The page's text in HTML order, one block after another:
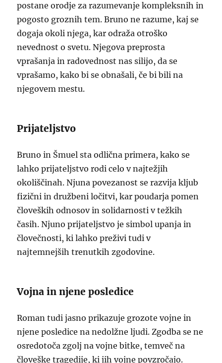
postane orodje za razumevanje kompleksnih in
pogosto groznih tem. Bruno ne razume, kaj se
dogaja okoli njega, kar odraža otroško
nevednost o svetu. Njegova preprosta
vprašanja in radovednost nas silijo, da se
vprašamo, kako bi se obnašali, če bi bili na
njegovem mestu.
Prijateljstvo
Bruno in Šmuel sta odlična primera, kako se
lahko prijateljstvo rodi celo v najtežjih
okoliščinah. Njuna povezanost se razvija kljub
fizični in družbeni ločitvi, kar poudarja pomen
človeških odnosov in solidarnosti v težkih
časih. Njuno prijateljstvo je simbol upanja in
človečnosti, ki lahko preživi tudi v
najtemnejših trenutkih zgodovine.
Vojna in njene posledice
Roman tudi jasno prikazuje grozote vojne in
njene posledice na nedolžne ljudi. Zgodba se ne
osredotoča zgolj na vojne bitke, temveč na
človeške tragedije, ki jih vojne povzročajo.